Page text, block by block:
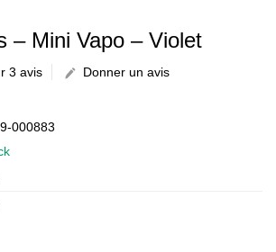
– Mini Vapo – Violet
3 avis
Donner un avis
000883